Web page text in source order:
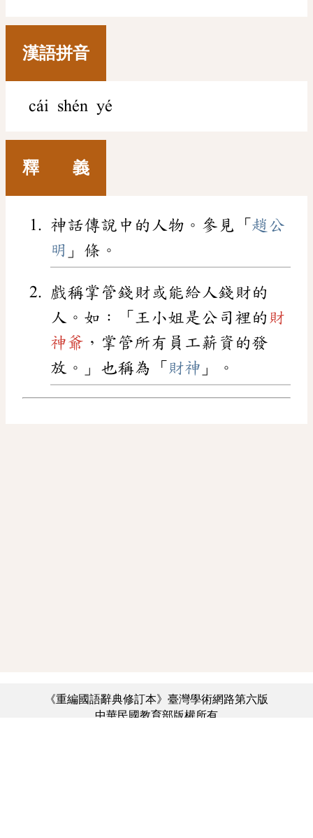
漢語拼音
cái shén yé
釋 義
神話傳說中的人物。參見「 趙公
明 」條。
戲稱掌管錢財或能給人錢財的
人。如：「王小姐是公司裡的 財
神爺 ，掌管所有員工薪資的發
放。」也稱為「 財神 」。
《重編國語辭典修訂本》臺灣學術網路第六版
中華民國教育部版權所有